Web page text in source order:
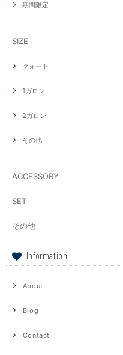
期間限定
SIZE
クォート
1ガロン
2ガロン
その他
ACCESSORY
SET
その他
Information
About
Blog
Contact